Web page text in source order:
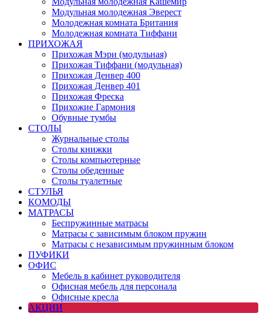
Модульная молодежная Эверест
Молодежная комната Британия
Молодежная комната Тиффани
ПРИХОЖАЯ
Прихожая Мэри (модульная)
Прихожая Тиффани (модульная)
Прихожая Денвер 400
Прихожая Денвер 401
Прихожая Фреска
Прихожие Гармония
Обувные тумбы
СТОЛЫ
Журнальные столы
Столы книжки
Столы компьютерные
Столы обеденные
Столы туалетные
СТУЛЬЯ
КОМОДЫ
МАТРАСЫ
Беспружинные матрасы
Матрасы с зависимым блоком пружин
Матрасы с независимым пружинным блоком
ПУФИКИ
ОФИС
Мебель в кабинет руководителя
Офисная мебель для персонала
Офисные кресла
АКЦИИ